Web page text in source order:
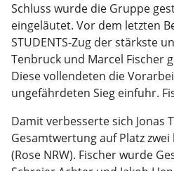
Schluss wurde die Gruppe
eingeläutet. Vor dem letzten
STUDENTS-Zug der stärkste
Tenbruck und Marcel Fischer
Diese vollendeten die
ungefährdeten Sieg einfuhr.
Damit verbesserte sich Jonas
Gesamtwertung auf Platz
(Rose NRW). Fischer wurde